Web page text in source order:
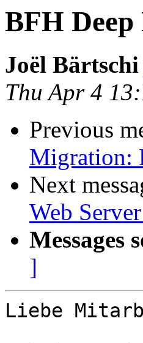
BFH
Joël Bärtschi
Thu Apr 4
Previous
Migration:
Next
Web
Messages
]
Liebe